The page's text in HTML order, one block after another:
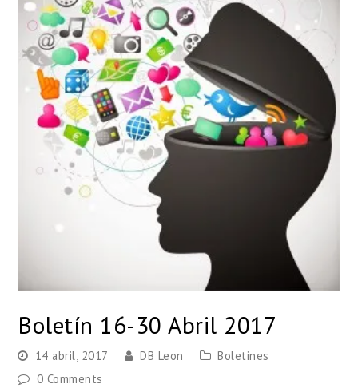
Boletín 16-30 Abril 2017
14 abril, 2017 DB Leon
Boletines
0 Comments